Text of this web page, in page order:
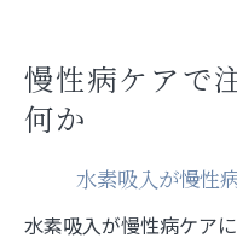
水素吸入が安全
水素吸入は体
安全な水素吸
爆発リスクや
慢性病ケアで
何か
水素吸入が慢性
水素吸入が慢性病ケア